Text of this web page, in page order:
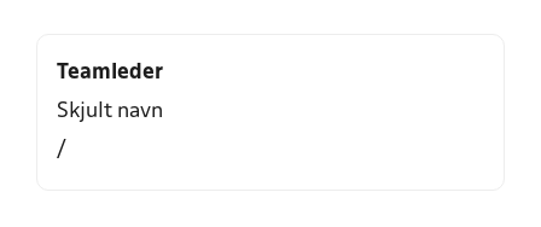
Teamleder
Skjult navn
/